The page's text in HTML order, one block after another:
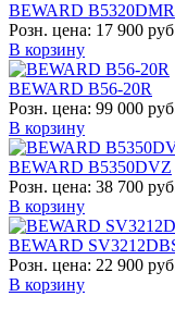
BEWARD B5320DMR
Розн. цена: 17 900
В корзину
BEWARD B56-20R
Розн. цена: 99 000
В корзину
BEWARD B5350DVZ
Розн. цена: 38 700
В корзину
BEWARD
Розн. цена: 22 900
В корзину